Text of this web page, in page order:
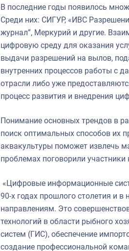
В последние годы появилось
Среди них: СИГУР, «ИВС
журнал”, Меркурий и другие.
цифровую среду для оказания
выдачи разрешений на вылов,
внутренних процессов работы с
отрасли либо уже
процесс развития и внедрения
Понимание основных трендов в
поиск оптимальных способов их
аквакультуры поможет извлечь
проблемах поговорили участники
«Цифровые информационные
90-х годах прошлого столетия и
направлениям. Это
технологий в области рыбного
систем (ГИС), обеспечение
создание профессиональной